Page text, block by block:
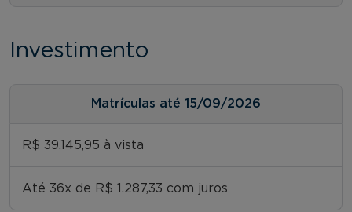
Investimento
Matrículas até 15/09/2026
R$ 39.145,95 à vista
Até 36x de R$ 1.287,33 com juros